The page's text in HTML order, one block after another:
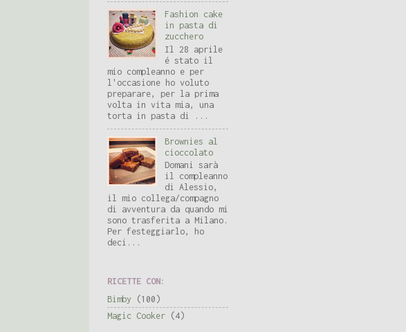
Fashion cake
in pasta di
zucchero
Il 28 aprile
é stato il
mio compleanno e per
l'occasione ho voluto
preparare, per la prima
volta in vita mia, una
torta in pasta di ...
Brownies al
cioccolato
Domani sarà
il compleanno
di Alessio,
il mio collega/compagno
di avventura da quando mi
sono trasferita a Milano.
Per festeggiarlo, ho
deci...
RICETTE CON:
Bimby
(100)
Magic Cooker (4)